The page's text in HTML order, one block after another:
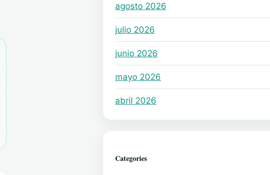
agosto 2026
julio 2026
junio 2026
mayo 2026
abril 2026
Categories